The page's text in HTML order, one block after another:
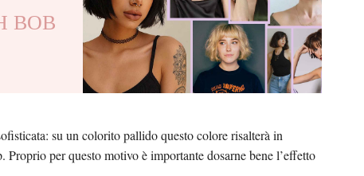
BOB
su un colorito pallido questo colore risalterà in
per questo motivo è importante dosarne bene l’effetto